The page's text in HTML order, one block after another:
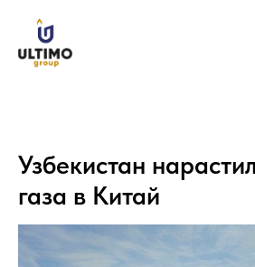
Узбекистан
газа в Китай